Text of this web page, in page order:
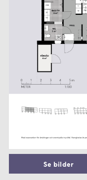
Se bilder